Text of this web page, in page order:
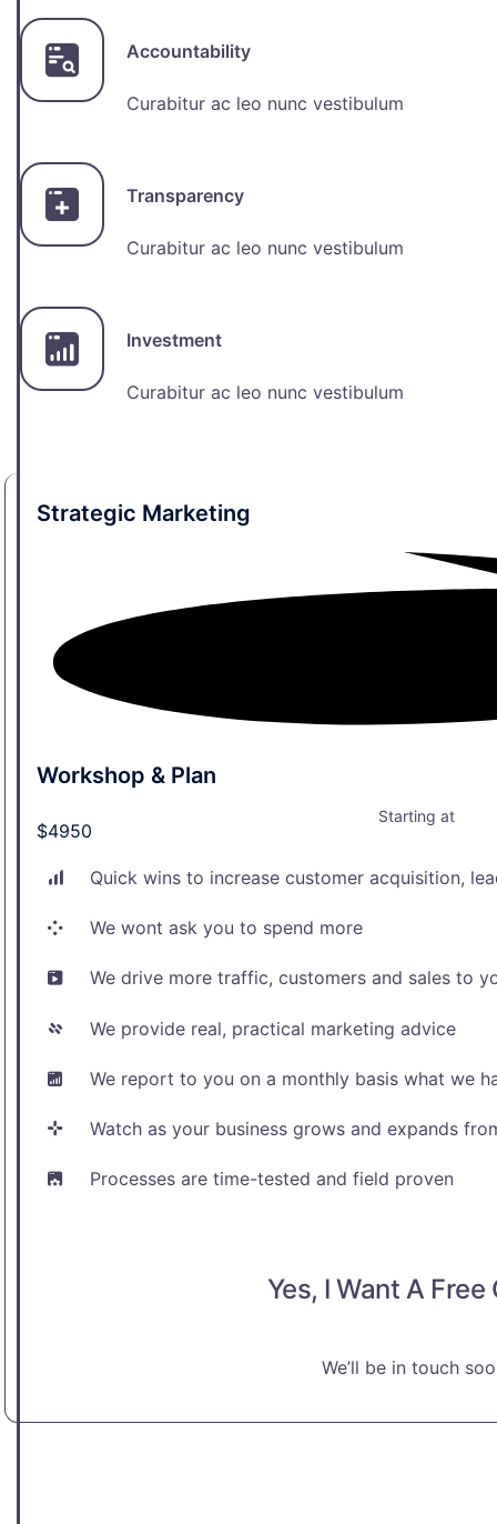
Accountability
Curabitur ac leo nunc vestibulum
Transparency
Curabitur ac leo nunc vestibulum
Investment
Curabitur ac leo nunc vestibulum
Strategic Marketing
Workshop & Plan
Starting at
$4950
Quick wins to increase customer acquisition,
We wont ask you to spend more
We drive more traffic, customers and sales to
We provide real, practical marketing advice
We report to you on a monthly basis what we
Watch as your business grows and expands
Processes are time-tested and field proven
Yes, I Want A Free
We’ll be in touch